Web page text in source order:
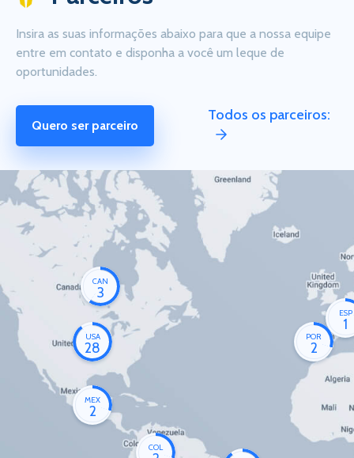
Insira as suas informações abaixo para que a nossa equipe
entre em contato e disponha a você um leque de
oportunidades.
Quero ser parceiro
Todos os parceiros:
CAN
3
USA
28
MEX
2
COL
POR
2
ESP
1